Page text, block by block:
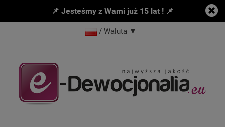
📌 Jesteśmy z Wami już 15 lat ! 📌
/ Waluta ▼